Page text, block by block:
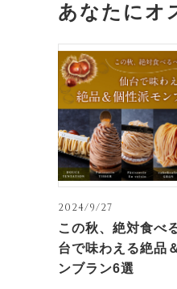
あなたにオ
2024/9/27
この秋、絶対食べ
台で味わえる絶品
ンブラン6選